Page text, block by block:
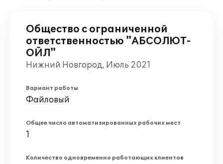
Общество с ограниченной
ответственностью "АБСОЛЮТ-
ОЙЛ"
Нижний Новгород, Июль 2021
Вариант работы
Файловый
Общее число автоматизированных рабочих мест
1
Количество одновременно работающих клиентов